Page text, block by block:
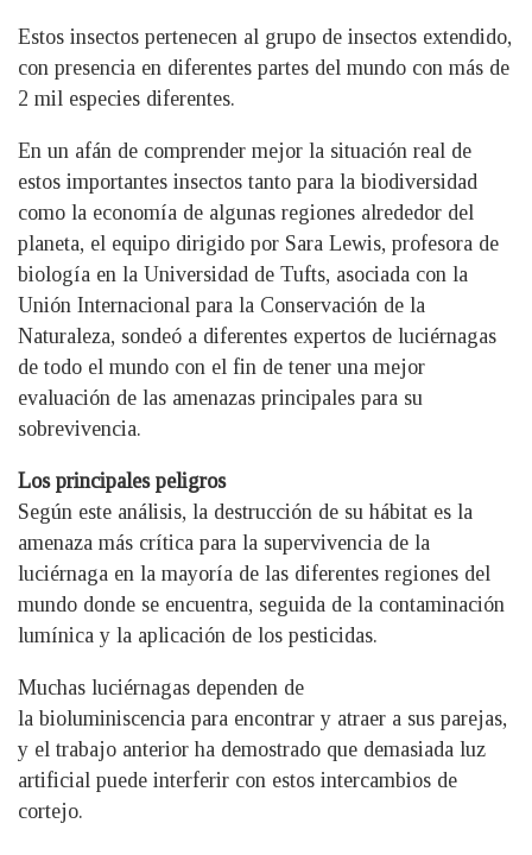
Estos insectos pertenecen al grupo de insectos extendido,
con presencia en diferentes partes del mundo con más de
2 mil especies diferentes.
En un afán de comprender mejor la situación real de
estos importantes insectos tanto para la biodiversidad
como la economía de algunas regiones alrededor del
planeta, el equipo dirigido por Sara Lewis, profesora de
biología en la Universidad de Tufts, asociada con la
Unión Internacional para la Conservación de la
Naturaleza, sondeó a diferentes expertos de luciérnagas
de todo el mundo con el fin de tener una mejor
evaluación de las amenazas principales para su
sobrevivencia.
Los principales peligros
Según este análisis, la destrucción de su hábitat es la
amenaza más crítica para la supervivencia de la
luciérnaga en la mayoría de las diferentes regiones del
mundo donde se encuentra, seguida de la contaminación
lumínica y la aplicación de los pesticidas.
Muchas luciérnagas dependen de
la bioluminiscencia para encontrar y atraer a sus parejas,
y el trabajo anterior ha demostrado que demasiada luz
artificial puede interferir con estos intercambios de
cortejo.